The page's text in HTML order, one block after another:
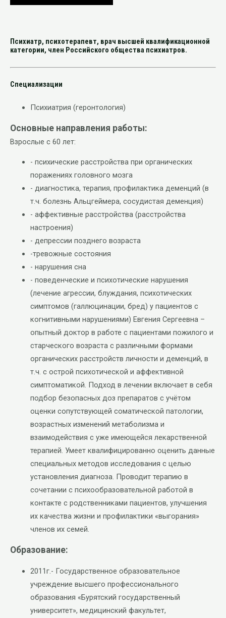
Психиатр, психотерапевт, врач высшей квалификационной
категории, член Российского общества психиатров.
Специализации
Психиатрия (геронтология)
Основные направления работы:
Взрослые с 60 лет:
- психические расстройства при органических
поражениях головного мозга
- диагностика, терапия, профилактика деменций (в
т.ч. болезнь Альцгеймера, сосудистая деменция)
- аффективные расстройства (расстройства
настроения)
- депрессии позднего возраста
-тревожные состояния
- нарушения сна
- поведенческие и психотические нарушения
(лечение агрессии, блуждания, психотических
симптомов (галлюцинации, бред) у пациентов с
когнитивными нарушениями) Евгения Сергеевна –
опытный доктор в работе с пациентами пожилого и
старческого возраста с различными формами
органических расстройств личности и деменций, в
т.ч. с острой психотической и аффективной
симптоматикой. Подход в лечении включает в себя
подбор безопасных доз препаратов с учётом
оценки сопутствующей соматической патологии,
возрастных изменений метаболизма и
взаимодействия с уже имеющейся лекарственной
терапией. Умеет квалифицированно оценить данные
специальных методов исследования с целью
установления диагноза. Проводит терапию в
сочетании с психообразовательной работой в
контакте с родственниками пациентов, улучшения
их качества жизни и профилактики «выгорания»
членов их семей.
Образование:
2011г.- Государственное образовательное
учреждение высшего профессионального
образования «Бурятский государственный
университет», медицинский факультет,